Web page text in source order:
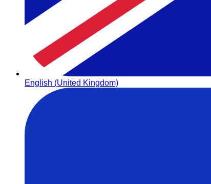
English (United Kingdom)